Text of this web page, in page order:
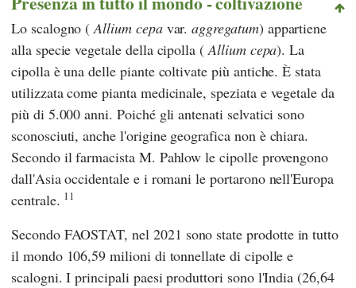
Lo scalogno (Allium cepavar.aggregatum) appartiene
alla specie vegetale della cipolla (Allium cepa). La
cipolla è una delle piante coltivate più antiche. È stata
utilizzata come pianta medicinale, speziata e vegetale da
più di 5.000 anni. Poiché gli antenati selvatici sono
sconosciuti, anche l'origine geografica non è chiara.
Secondo il farmacista M. Pahlow le cipolle provengono
dall'Asia occidentale e i romani le portarono nell'Europa
centrale. 11
Secondo FAOSTAT, nel 2021 sono state prodotte in tutto
il mondo 106,59 milioni di tonnellate di cipolle e
scalogni. I principali paesi produttori sono l'India (26,64